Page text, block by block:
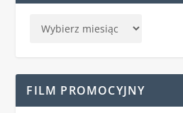
FILM PROMOCYJNY